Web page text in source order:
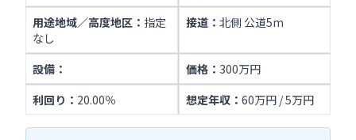
用途地域／高度地区： 指定
なし
接道： 北側 公道5m
設備： 価格： 300万円
利回り： 20.00％ 想定年収： 60万円 / 5万円